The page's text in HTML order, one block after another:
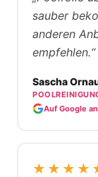
sauber
anderen
empfehlen.“
Sascha
Auf Google